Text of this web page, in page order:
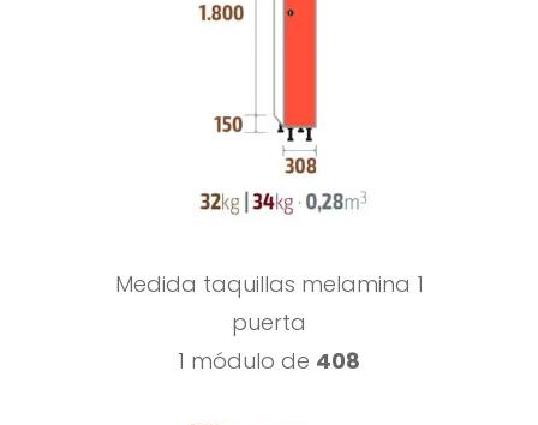
Medida taquillas melamina 1
puerta
1 módulo de 408